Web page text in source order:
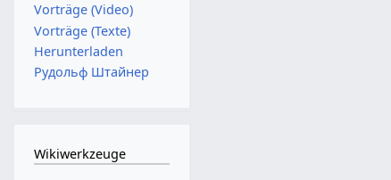
Vorträge (Video)
Vorträge (Texte)
Herunterladen
Рудольф Штайнер
Wikiwerkzeuge